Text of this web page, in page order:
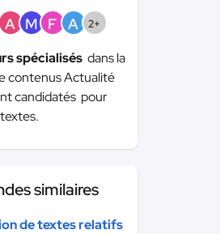
A M F A 2+
spécialisés dans la
contenus Actualité
candidatés pour
similaires
de textes relatifs